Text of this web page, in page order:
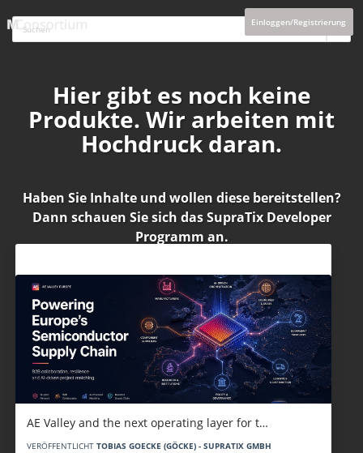
Einloggen/Registrierung
Hier gibt es noch keine
Produkte. Wir arbeiten mit
Hochdruck daran.
Haben Sie Inhalte und wollen diese bereitstellen?
Dann schauen Sie sich dasSupraTix Developer
Programm an.
AE Valley and the next operating layer for t…
VERÖFFENTLICHT TOBIAS GOECKE (GÖCKE) - SUPRATIX GMBH